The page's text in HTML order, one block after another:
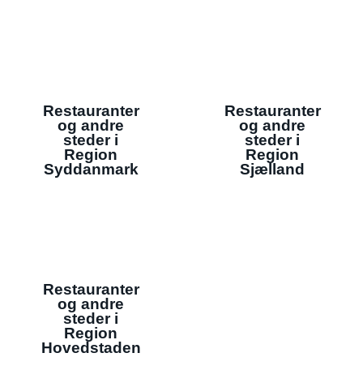
Restauranter
og andre
steder i
Region
Syddanmark
Restauranter
og andre
steder i
Region
Sjælland
Restauranter
og andre
steder i
Region
Hovedstaden